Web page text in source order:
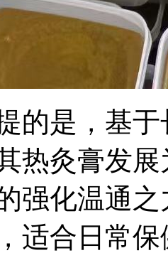
的是，基
热灸膏发
强化温通
适合日常